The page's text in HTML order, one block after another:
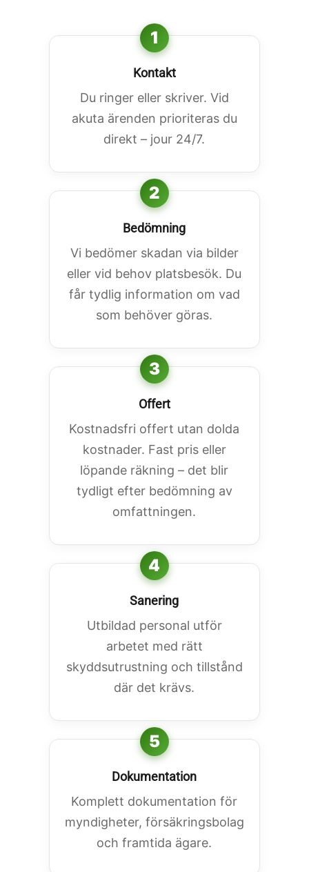
1
Kontakt
Du ringer eller skriver. Vid
akuta ärenden prioriteras du
direkt – jour 24/7.
2
Bedömning
Vi bedömer skadan via bilder
eller vid behov platsbesök. Du
får tydlig information om vad
som behöver göras.
3
Offert
Kostnadsfri offert utan dolda
kostnader. Fast pris eller
löpande räkning – det blir
tydligt efter bedömning av
omfattningen.
4
Sanering
Utbildad personal utför
arbetet med rätt
skyddsutrustning och tillstånd
där det krävs.
5
Dokumentation
Komplett dokumentation för
myndigheter, försäkringsbolag
och framtida ägare.